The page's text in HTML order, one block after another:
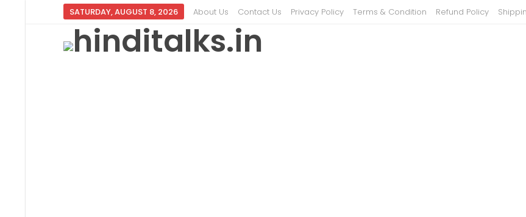
SATURDAY, AUGUST 8, 2026 About Us Contact Us Privacy Policy Terms & Condition Refund Policy